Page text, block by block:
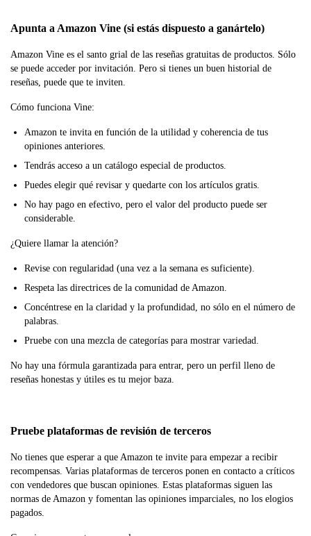
Apunta a Amazon Vine (si estás dispuesto a ganártelo)
Amazon Vine es el santo grial de las reseñas gratuitas de productos. Sólo
se puede acceder por invitación. Pero si tienes un buen historial de
reseñas, puede que te inviten.
Cómo funciona Vine:
Amazon te invita en función de la utilidad y coherencia de tus
opiniones anteriores.
Tendrás acceso a un catálogo especial de productos.
Puedes elegir qué revisar y quedarte con los artículos gratis.
No hay pago en efectivo, pero el valor del producto puede ser
considerable.
¿Quiere llamar la atención?
Revise con regularidad (una vez a la semana es suficiente).
Respeta las directrices de la comunidad de Amazon.
Concéntrese en la claridad y la profundidad, no sólo en el número de
palabras.
Pruebe con una mezcla de categorías para mostrar variedad.
No hay una fórmula garantizada para entrar, pero un perfil lleno de
reseñas honestas y útiles es tu mejor baza.
Pruebe plataformas de revisión de terceros
No tienes que esperar a que Amazon te invite para empezar a recibir
recompensas. Varias plataformas de terceros ponen en contacto a críticos
con vendedores que buscan opiniones. Estas plataformas siguen las
normas de Amazon y fomentan las opiniones imparciales, no los elogios
pagados.